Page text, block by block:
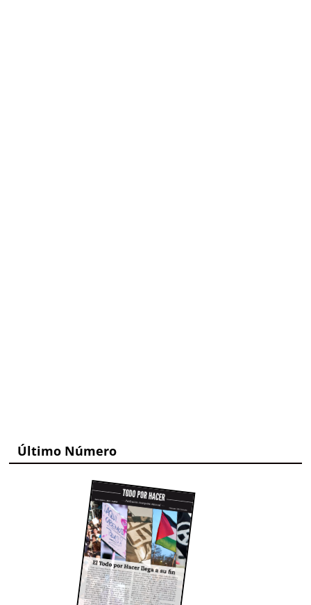
Último Número